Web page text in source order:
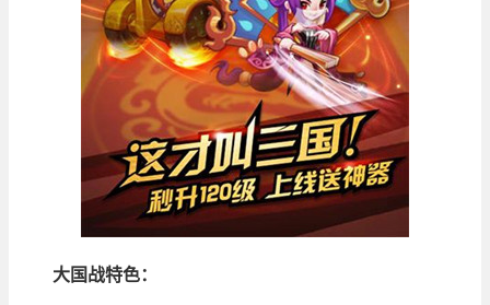
大国战特色：